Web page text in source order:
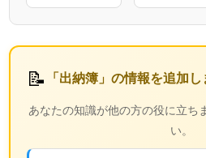
📝 「出納簿」の情報を追加
あなたの知識が他の方の役に立ち
い。